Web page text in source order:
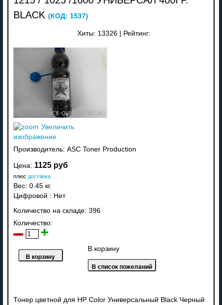
BLACK (КОД: 1537)
Хиты: 13326 Рейтинг:
Увеличить
изображение
Производитель: ASC Toner Production
Цена: 1125 руб
плюс доставка
Вес: 0.45 кг.
Цифровой : Нет
Количество на складе: 396
Количество:
В корзину
Тонер цветной для HP Color Универсальный Black Черный